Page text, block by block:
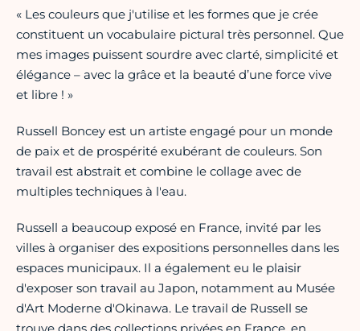
« Les couleurs que j'utilise et les formes que je crée
constituent un vocabulaire pictural très personnel. Que
mes images puissent sourdre avec clarté, simplicité et
élégance – avec la grâce et la beauté d’une force vive
et libre ! »
Russell Boncey est un artiste engagé pour un monde
de paix et de prospérité exubérant de couleurs. Son
travail est abstrait et combine le collage avec de
multiples techniques à l'eau.
Russell a beaucoup exposé en France, invité par les
villes à organiser des expositions personnelles dans les
espaces municipaux. Il a également eu le plaisir
d'exposer son travail au Japon, notamment au Musée
d'Art Moderne d'Okinawa. Le travail de Russell se